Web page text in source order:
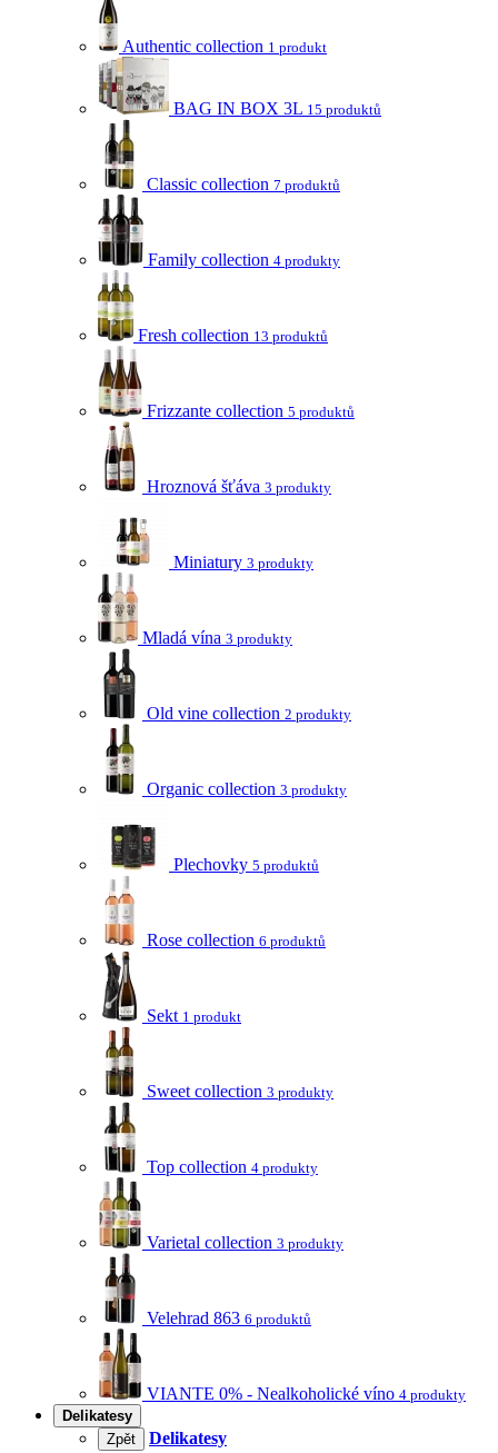
Authentic collection 1 produkt
BAG IN BOX 3L 15 produktů
Classic collection 7 produktů
Family collection 4 produkty
Fresh collection 13 produktů
Frizzante collection 5 produktů
Hroznová šťáva 3 produkty
Miniatury 3 produkty
Mladá vína 3 produkty
Old vine collection 2 produkty
Organic collection 3 produkty
Plechovky 5 produktů
Rose collection 6 produktů
Sekt 1 produkt
Sweet collection 3 produkty
Top collection 4 produkty
Varietal collection 3 produkty
Velehrad 863 6 produktů
VIANTE 0% - Nealkoholické víno 4 produkty
Delikatesy
Zpět
Delikatesy